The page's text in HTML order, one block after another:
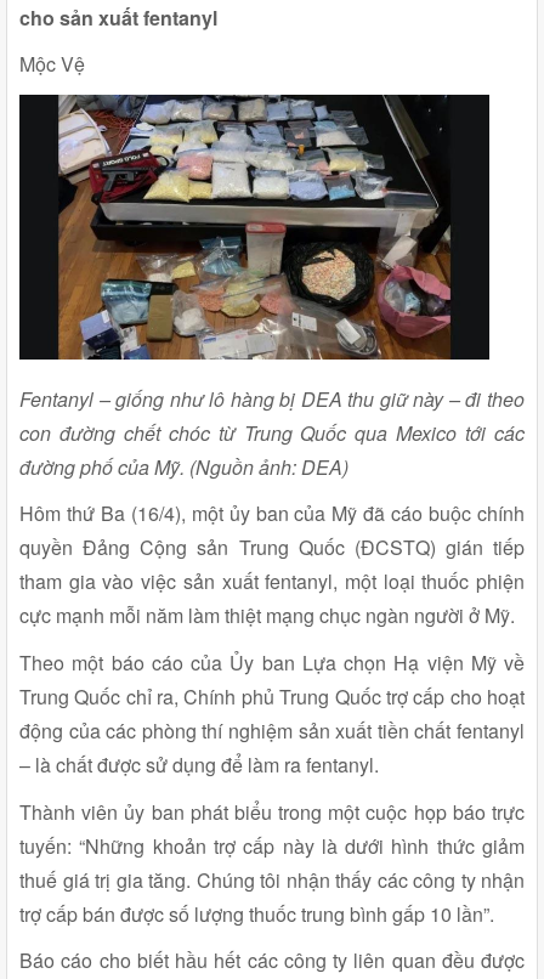
cho sản xuất fentanyl
Mộc Vệ
Fentanyl – giống như lô hàng bị DEA thu giữ này – đi theo
con đường chết chóc từ Trung Quốc qua Mexico tới các
đường phố của Mỹ. (Nguồn ảnh: DEA)
Hôm thứ Ba (16/4), một ủy ban của Mỹ đã cáo buộc chính
quyền Đảng Cộng sản Trung Quốc (ĐCSTQ) gián tiếp
tham gia vào việc sản xuất fentanyl, một loại thuốc phiện
cực mạnh mỗi năm làm thiệt mạng chục ngàn người ở Mỹ.
Theo một báo cáo của Ủy ban Lựa chọn Hạ viện Mỹ về
Trung Quốc chỉ ra, Chính phủ Trung Quốc trợ cấp cho hoạt
động của các phòng thí nghiệm sản xuất tiền chất fentanyl
– là chất được sử dụng để làm ra fentanyl.
Thành viên ủy ban phát biểu trong một cuộc họp báo trực
tuyến: “Những khoản trợ cấp này là dưới hình thức giảm
thuế giá trị gia tăng. Chúng tôi nhận thấy các công ty nhận
trợ cấp bán được số lượng thuốc trung bình gấp 10 lần”.
Báo cáo cho biết hầu hết các công ty liên quan đều được